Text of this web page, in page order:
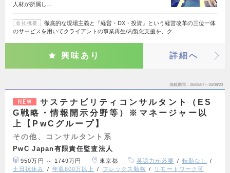
人材が所属し…
会社概要
徹底的な現場主義と『経営・DX・投資』という経営改革の三位一体
のサービスを用いてクライアントの事業再生/内製化支援を、ク…
興味あり 詳細へ
掲載期間 26/08/07～26/08/20
NEW
サステナビリティコンサルタント（ES
G戦略・情報開示分野等）※マネージャー以
上【PwCグループ】
その他、コンサルタント系
PwC Japan有限責任監査法人
950万円 ～ 1749万円 東京都 英語力が必要
転勤なし
土日祝休み
年収600万以上 フレックス勤務
リモートワーク可